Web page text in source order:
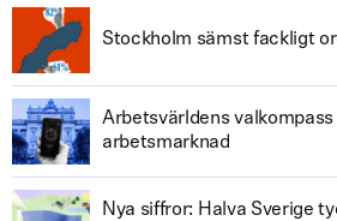
Stockholm sämst fackligt
Arbetsvärldens
arbetsmarknad
Nya siffror: Halva Sverige